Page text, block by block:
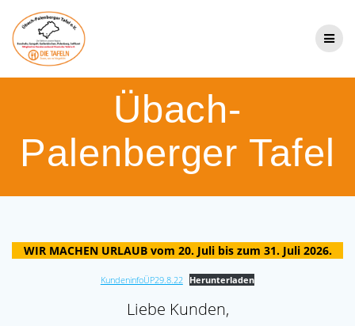
Übach-
Palenberger Tafel
WIR MACHEN URLAUB vom 20. Juli bis zum 31. Juli 2026.
KundeninfoÜP29.8.22 Herunterladen
Liebe Kunden,